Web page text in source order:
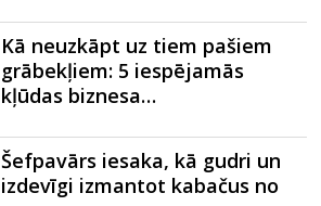
Kā neuzkāpt uz tiem pašiem
grābekļiem: 5 iespējamās
kļūdas biznesa…
Šefpavārs iesaka, kā gudri un
izdevīgi izmantot kabačus no